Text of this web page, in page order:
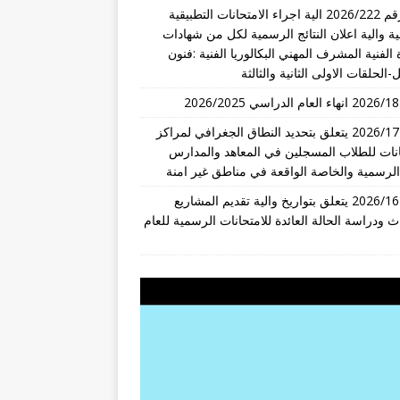
قرار رقم 2026/222 الية اجراء الامتحانات التطبيقية
والية اعلان النتائج الرسمية لكل من شهادات
الفنية المشرف المهني البكالوريا الفنية :فنون
الحلقات الاولى الثانية والثالثة
تعميم 2026/17 يتعلق بتحديد النطاق الجغرافي لمراكز
للطلاب المسجلين في المعاهد والمدارس
الرسمية والخاصة الواقعة في مناطق غير امنة
تعميم 2026/16 يتعلق بتواريخ والية تقديم المشاريع
ودراسة الحالة العائدة للامتحانات الرسمية للعام